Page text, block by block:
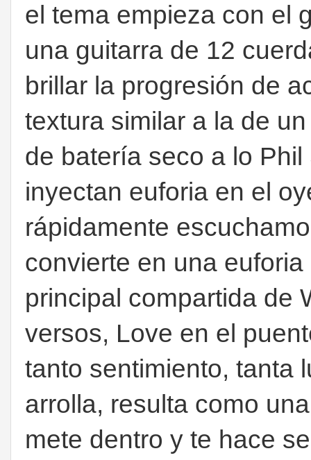
el tema empieza con el
una guitarra de 12
brillar la progresión de
textura similar a la de
de batería seco a lo
inyectan euforia en el
rápidamente
convierte en una
principal compartida de
versos, Love en el
tanto sentimiento, tanta
arrolla, resulta como
mete dentro y te hace